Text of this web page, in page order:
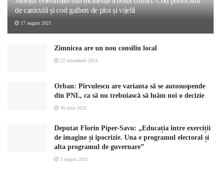
de caniculă și cod galben de ploi și vijelii
17 august 2021
Zimnicea are un nou consiliu local
22 octombrie 2024
Orban: Pîrvulescu are varianta să se autosuspende
din PNL, ca să nu trebuiască să luăm noi o decizie
30 iulie 2021
Deputat Florin Piper-Savu: „Educația între exerciții
de imagine și ipocrizie. Una e programul electoral și
alta programul de guvernare”
3 august 2021